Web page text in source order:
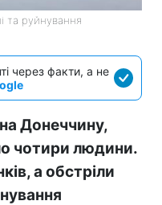
та руйнування
через факти, а не
Донеччину,
чотири людини.
а обстріли